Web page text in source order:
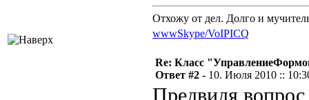
Отхожу от дел. Долго и
wwwSkype/VoIPICQ
Re: Класс
Ответ #2 - 10. Июля 2010 ::
Предвидя